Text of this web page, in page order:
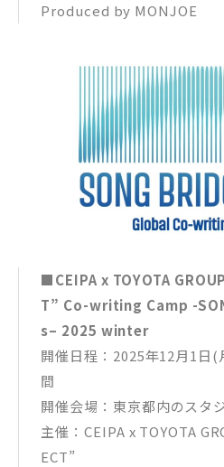
Produced by MONJOE
■CEIPA x TOYOTA
T” Co-writing Camp -
s– 2025 winter
開催日程：2025年12月1日
間
開催会場：東京都内のスタ
主催：CEIPA x TOYOTA
ECT”